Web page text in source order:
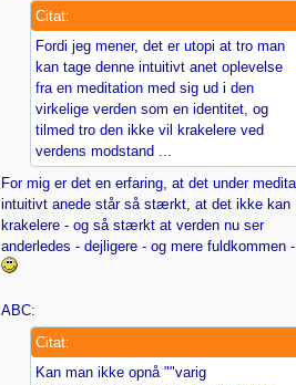
Citat:
Fordi jeg mener, det er utopi at tro man
kan tage denne intuitivt anet oplevelse
fra en meditation med sig ud i den
virkelige verden som en identitet, og
tilmed tro den ikke vil krakelere ved
verdens modstand ...
For mig er det en erfaring, at det under
intuitivt anede står så stærkt, at det ikke kan
krakelere - og så stærkt at verden nu ser
anderledes - dejligere - og mere fuldkommen
ABC:
Citat:
Kan man ikke opnå ""varig